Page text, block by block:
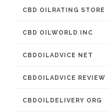
CBD OILRATING STORE
CBD OILWORLD INC
CBDOILADVICE NET
CBDOILADVICE REVIEW
CBDOILDELIVERY ORG